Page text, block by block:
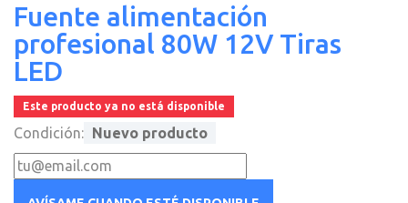
Fuente alimentación
profesional 80W 12V Tiras
LED
Este producto ya no está disponible
Condición: Nuevo producto